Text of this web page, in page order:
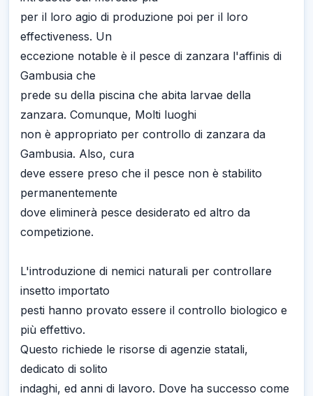
per il loro agio di produzione poi per il loro
effectiveness. Un
eccezione notable è il pesce di zanzara l'affinis di
Gambusia che
prede su della piscina che abita larvae della
zanzara. Comunque, Molti luoghi
non è appropriato per controllo di zanzara da
Gambusia. Also, cura
deve essere preso che il pesce non è stabilito
permanentemente
dove eliminerà pesce desiderato ed altro da
competizione.
L'introduzione di nemici naturali per controllare
insetto importato
pesti hanno provato essere il controllo biologico e
più effettivo.
Questo richiede le risorse di agenzie statali,
dedicato di solito
indaghi, ed anni di lavoro. Dove ha successo come